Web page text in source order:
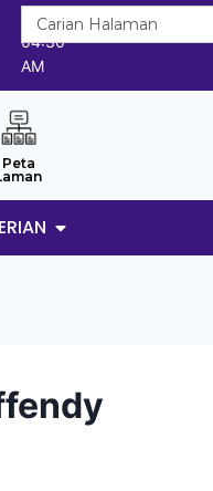
7/8/2026
04:30
AM
Peta